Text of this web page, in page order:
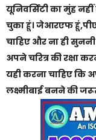
यूनिवर्सिटी का मुंह नहीं
चुका हूं। जेआरएफ
चाहिए और ना ही
अपने चरित्र की रक्षा
यही करना चाहिए कि
लक्ष्मीबाई बनने की